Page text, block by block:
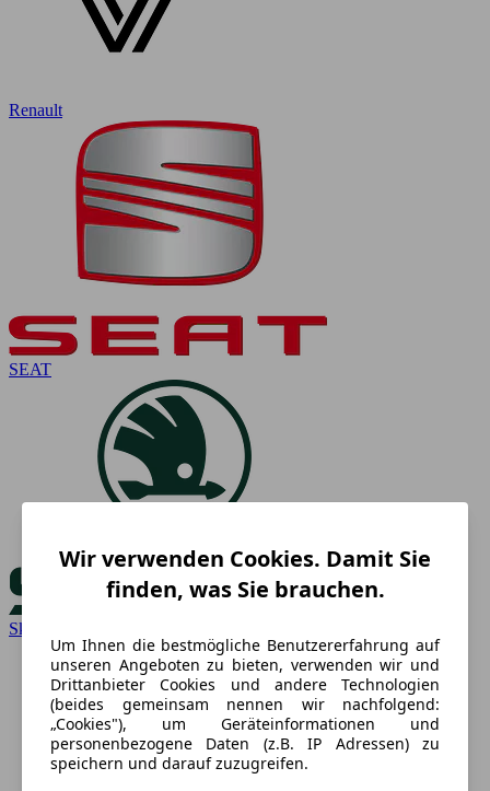
Renault
SEAT
Skoda
Wir verwenden Cookies. Damit Sie
finden, was Sie brauchen.
Um Ihnen die bestmögliche Benutzererfahrung auf
unseren Angeboten zu bieten, verwenden wir und
Drittanbieter Cookies und andere Technologien
(beides gemeinsam nennen wir nachfolgend:
„Cookies"), um Geräteinformationen und
personenbezogene Daten (z.B. IP Adressen) zu
speichern und darauf zuzugreifen.